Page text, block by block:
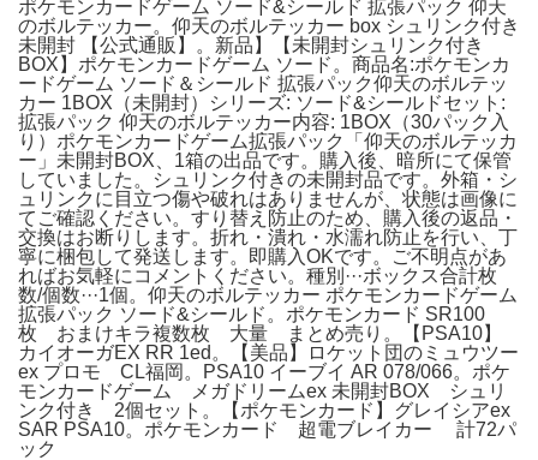
ポケモンカードゲーム ソード&シールド 拡張パック 仰天
のボルテッカー。仰天のボルテッカー box シュリンク付き
未開封 【公式通販】。新品】【未開封シュリンク付き
BOX】ポケモンカードゲーム ソード。商品名:ポケモンカ
ードゲーム ソード＆シールド 拡張パック仰天のボルテッ
カー 1BOX（未開封）シリーズ: ソード&シールドセット:
拡張パック 仰天のボルテッカー内容: 1BOX（30パック入
り）ポケモンカードゲーム拡張パック「仰天のボルテッカ
ー」未開封BOX、1箱の出品です。購入後、暗所にて保管
していました。シュリンク付きの未開封品です。外箱・シ
ュリンクに目立つ傷や破れはありませんが、状態は画像に
てご確認ください。すり替え防止のため、購入後の返品・
交換はお断りします。折れ・潰れ・水濡れ防止を行い、丁
寧に梱包して発送します。即購入OKです。ご不明点があ
ればお気軽にコメントください。種別···ボックス合計枚
数/個数···1個。仰天のボルテッカー ポケモンカードゲーム
拡張パック ソード&シールド。ポケモンカード SR100
枚 おまけキラ複数枚 大量 まとめ売り。【PSA10】
カイオーガEX RR 1ed。【美品】ロケット団のミュウツー
ex プロモ CL福岡。PSA10 イーブイ AR 078/066。ポケ
モンカードゲーム メガドリームex 未開封BOX シュリ
ンク付き 2個セット。【ポケモンカード】グレイシアex
SAR PSA10。ポケモンカード 超電ブレイカー 計72パ
ック